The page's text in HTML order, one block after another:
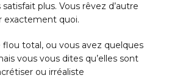
plus. Vous rêvez d’autre
exactement quoi.
flou total, ou vous avez quelques
vous vous dites qu’elles sont
ou irréaliste